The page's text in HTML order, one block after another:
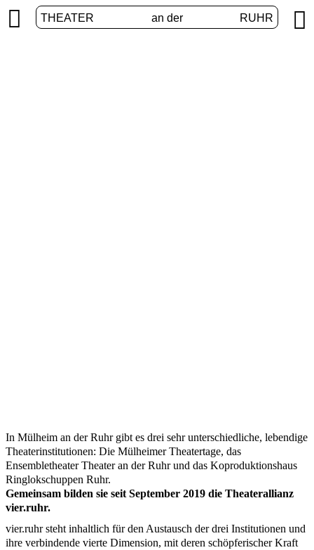
THEATER an der RUHR
 
In Mülheim an der Ruhr gibt es drei sehr unterschiedliche, lebendige
Theaterinstitutionen: Die Mülheimer Theatertage, das
Ensembletheater Theater an der Ruhr und das Koproduktionshaus
Ringlokschuppen Ruhr.
Gemeinsam bilden sie seit September 2019 die Theaterallianz
vier.ruhr.
vier.ruhr steht inhaltlich für den Austausch der drei Institutionen und
ihre verbindende vierte Dimension, mit deren schöpferischer Kraft